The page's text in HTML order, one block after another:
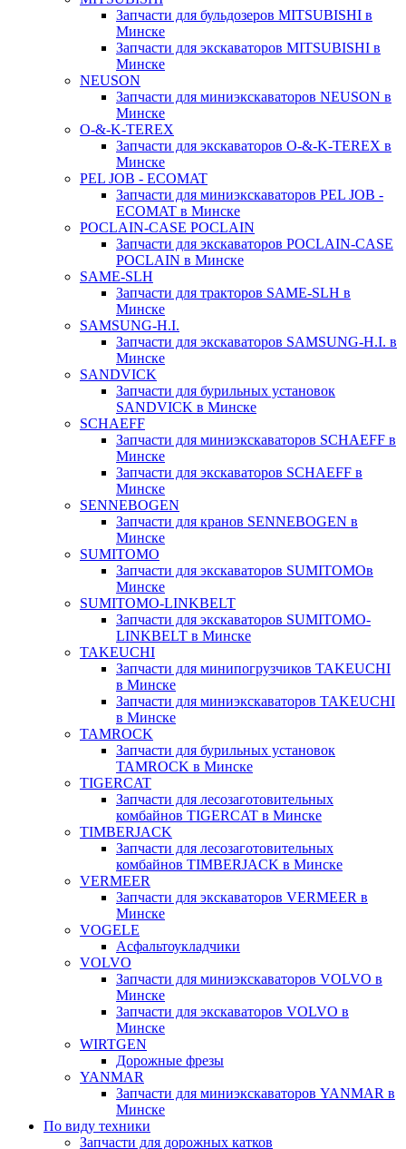
Запчасти для бульдозеров MITSUBISHI в
Минске
Запчасти для экскаваторов MITSUBISHI в
Минске
NEUSON
Запчасти для миниэкскаваторов NEUSON в
Минске
O-&-K-TEREX
Запчасти для экскаваторов O-&-K-TEREX в
Минске
PEL JOB - ECOMAT
Запчасти для миниэкскаваторов PEL JOB -
ECOMAT в Минске
POCLAIN-CASE POCLAIN
Запчасти для экскаваторов POCLAIN-CASE
POCLAIN в Минске
SAME-SLH
Запчасти для тракторов SAME-SLH в
Минске
SAMSUNG-H.I.
Запчасти для экскаваторов SAMSUNG-H.I. в
Минске
SANDVICK
Запчасти для бурильных установок
SANDVICK в Минске
SCHAEFF
Запчасти для миниэкскаваторов SCHAEFF в
Минске
Запчасти для экскаваторов SCHAEFF в
Минске
SENNEBOGEN
Запчасти для кранов SENNEBOGEN в
Минске
SUMITOMO
Запчасти для экскаваторов SUMITOMOв
Минске
SUMITOMO-LINKBELT
Запчасти для экскаваторов SUMITOMO-
LINKBELT в Минске
TAKEUCHI
Запчасти для минипогрузчиков TAKEUCHI
в Минске
Запчасти для миниэкскаваторов TAKEUCHI
в Минске
TAMROCK
Запчасти для бурильных установок
TAMROCK в Минске
TIGERCAT
Запчасти для лесозаготовительных
комбайнов TIGERCAT в Минске
TIMBERJACK
Запчасти для лесозаготовительных
комбайнов TIMBERJACK в Минске
VERMEER
Запчасти для экскаваторов VERMEER в
Минске
VOGELE
Асфальтоукладчики
VOLVO
Запчасти для миниэкскаваторов VOLVO в
Минске
Запчасти для экскаваторов VOLVO в
Минске
WIRTGEN
Дорожные фрезы
YANMAR
Запчасти для миниэкскаваторов YANMAR в
Минске
По виду техники
Запчасти для дорожных катков